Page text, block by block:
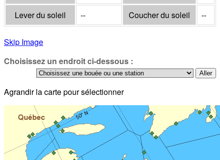
Lever du soleil -- Coucher du soleil --
Skip Image
Choisissez un endroit ci-dessous :
Agrandir la carte pour sélectionner